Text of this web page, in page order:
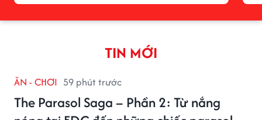
TIN MỚI
ĂN - CHƠI 59 phút trước
The Parasol Saga – Phần 2: Từ nắng